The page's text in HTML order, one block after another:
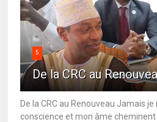
5
De la CRC au
De la CRC au Renouveau Jamais
conscience et mon âme